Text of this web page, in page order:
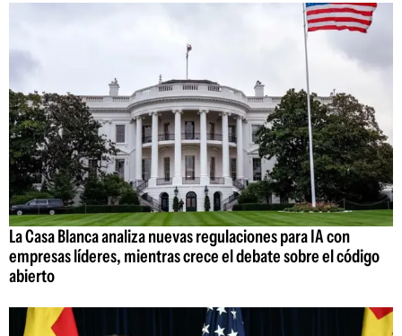
La Casa Blanca analiza nuevas regulaciones para IA con
empresas líderes, mientras crece el debate sobre el código
abierto